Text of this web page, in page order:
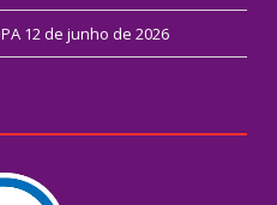
12 de junho de 2026